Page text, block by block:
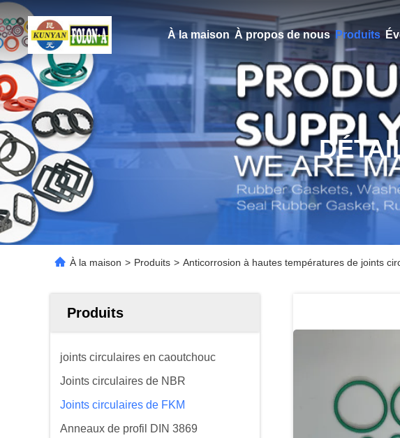
À la maison À propos de nous Produits
À la maison > Produits > Anticorrosion à hautes températures de joints
Produits
joints circulaires en caoutchouc
Joints circulaires de NBR
Joints circulaires de FKM
Anneaux de profil DIN 3869